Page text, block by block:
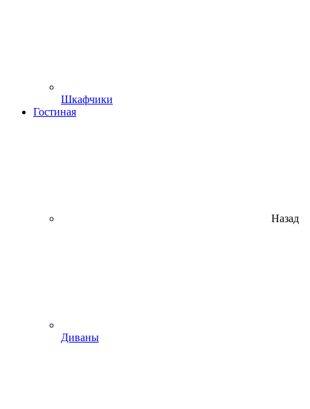
Шкафчики
Гостиная
Назад
Диваны